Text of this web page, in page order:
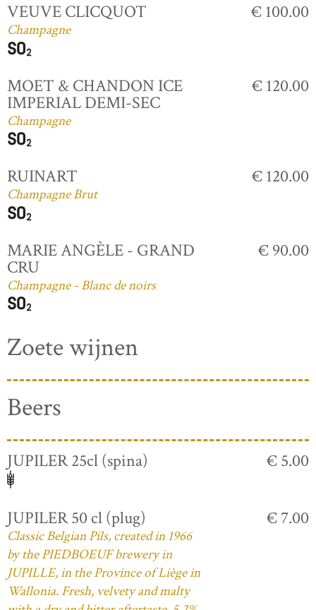
VEUVE CLICQUOT
Champagne
€ 100.00
MOET & CHANDON ICE
IMPERIAL DEMI-SEC
Champagne
€ 120.00
RUINART
Champagne Brut
€ 120.00
MARIE ANGÈLE - GRAND
CRU
Champagne - Blanc de noirs
€ 90.00
Zoete wijnen
Beers
JUPILER 25cl (spina) € 5.00
JUPILER 50 cl (plug)
Classic Belgian Pils, created in 1966
by the PIEDBOEUF brewery in
JUPILLE, in the Province of Liège in
Wallonia. Fresh, velvety and malty
€ 7.00